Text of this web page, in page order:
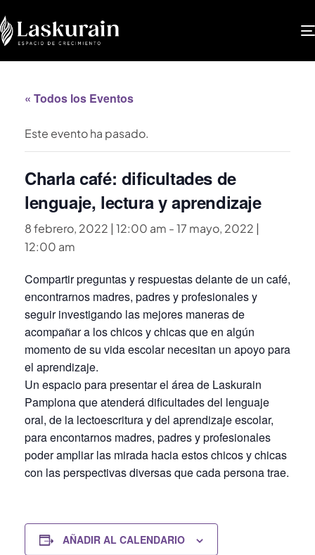
« Todos los Eventos
Este evento ha pasado.
Charla café: dificultades de
lenguaje, lectura y aprendizaje
8 febrero, 2022 | 12:00 am -17 mayo, 2022 |
12:00 am
Compartir preguntas y respuestas delante de un café,
encontrarnos madres, padres y profesionales y
seguir investigando las mejores maneras de
acompañar a los chicos y chicas que en algún
momento de su vida escolar necesitan un apoyo para
el aprendizaje.
Un espacio para presentar el área de Laskurain
Pamplona que atenderá dificultades del lenguaje
oral, de la lectoescritura y del aprendizaje escolar,
para encontarnos madres, padres y profesionales
poder ampliar las mirada hacia estos chicos y chicas
con las perspectivas diversas que cada persona trae.
AÑADIR AL CALENDARIO